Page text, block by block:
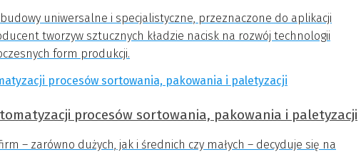
uniwersalne i specjalistyczne, przeznaczone do aplikacji
tworzyw sztucznych kładzie nacisk na rozwój technologii
form produkcji.
procesów sortowania, pakowania i paletyzacji
– zarówno dużych, jak i średnich czy małych – decyduje się na